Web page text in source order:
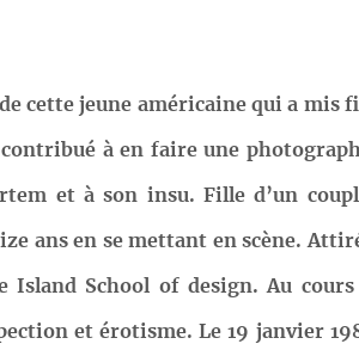
cette jeune américaine qui a mis
à en faire une
et à son insu. Fille d’un
ans en se mettant en scène.
Island School of design. Au cours
et érotisme. Le 19 janvier